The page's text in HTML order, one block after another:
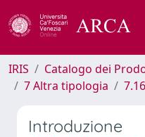
IRIS
Catalogo dei
7 Altra tipologia
Introduzione